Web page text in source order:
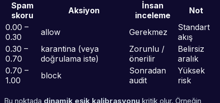
Spam
skoru
Aksiyon
İnsan
inceleme
Not
0.00 –
0.30
allow Gerekmez
Standart
akış
0.30 –
0.70
karantina (veya
doğrulama iste)
Zorunlu /
önerilir
Belirsiz
aralık
0.70 –
1.00
block
Sonradan
audit
Yüksek
risk
Bu noktada dinamik eşik kalibrasyonu kritik olur. Örneğin